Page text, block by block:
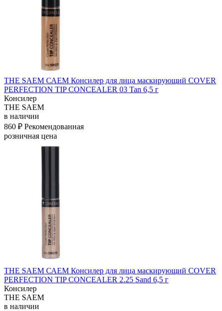
THE SAEM САЕМ Консилер для лица маскирующий COVER
PERFECTION TIP CONCEALER 03 Tan 6,5 г
Консилер
THE SAEM
в наличии
860 ₽ Рекомендованная
розничная цена
THE SAEM САЕМ Консилер для лица маскирующий COVER
PERFECTION TIP CONCEALER 2.25 Sand 6,5 г
Консилер
THE SAEM
в наличии